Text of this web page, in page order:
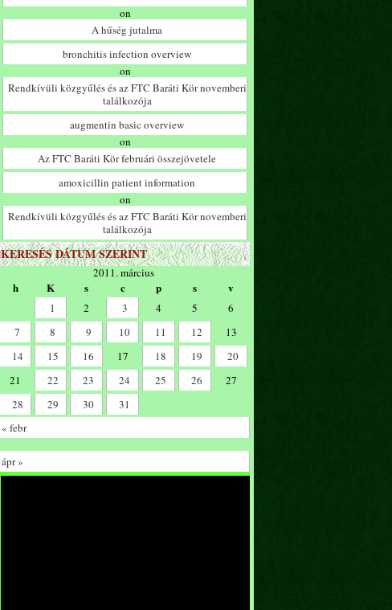
on
A hűség jutalma
bronchitis infection overview
on
Rendkívüli közgyűlés és az FTC Baráti Kör novemberi
találkozója
augmentin basic overview
on
Az FTC Baráti Kör februári összejövetele
amoxicillin patient information
on
Rendkívüli közgyűlés és az FTC Baráti Kör novemberi
találkozója
KERESÉS DÁTUM SZERINT
2011. március
h K s c p s v
1 2 3 4 5
6
7
8 9 10 11 12
13
14
15 16 17 18 19
20
21
22 23 24 25 26
27
28
29 30
31
« febr
ápr »